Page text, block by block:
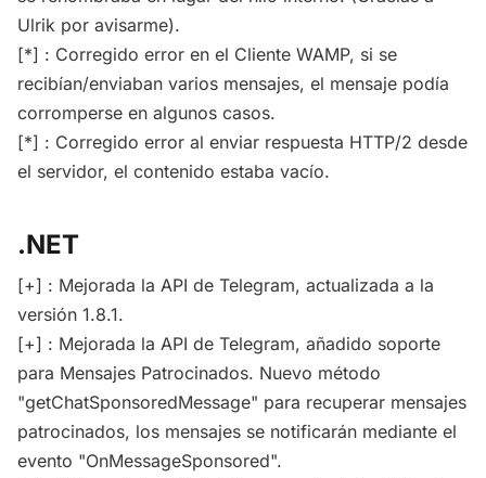
Ulrik por avisarme).
[*] : Corregido error en el Cliente WAMP, si se
recibían/enviaban varios mensajes, el mensaje podía
corromperse en algunos casos.
[*] : Corregido error al enviar respuesta HTTP/2 desde
el servidor, el contenido estaba vacío.
.NET
[+] : Mejorada la API de Telegram, actualizada a la
versión 1.8.1.
[+] : Mejorada la API de Telegram, añadido soporte
para Mensajes Patrocinados. Nuevo método
"getChatSponsoredMessage" para recuperar mensajes
patrocinados, los mensajes se notificarán mediante el
evento "OnMessageSponsored".